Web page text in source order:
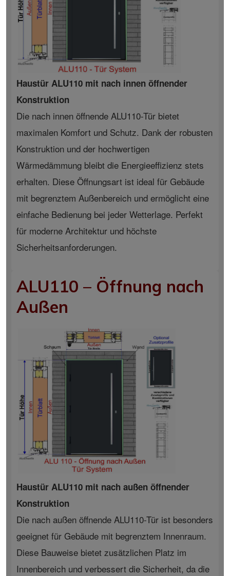
Haustür ALU110 mit nach innen öffnender
Konstruktion
Die nach innen öffnende ALU110-Tür bietet
maximalen Komfort und Schutz. Dank der robusten
Konstruktion und der hochwertigen
Wärmedämmung bleibt die Energieeffizienz stets
erhalten. Diese Öffnungsart ist ideal für Gebäude
mit begrenztem Außenbereich und ermöglicht eine
einfache Bedienung bei jeder Wetterlage. Perfekt
für moderne Architektur und höchste
Sicherheitsanforderungen.
ALU110 – Öffnung nach
Außen
Haustür ALU110 mit nach außen öffnender
Konstruktion
Die nach außen öffnende ALU110-Tür ist besonders
geeignet für Gebäude mit begrenztem Innenraum.
Diese Bauweise bietet zusätzlichen Platz im
Innenbereich und verbessert die Sicherheit, da die